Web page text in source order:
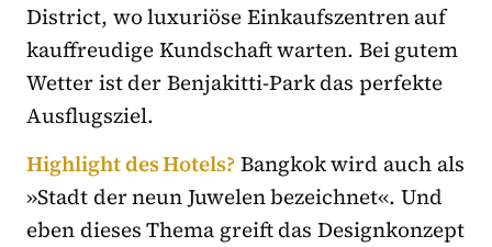
District, wo luxuriöse Einkaufszentren auf
kauffreudige Kundschaft warten. Bei gutem
Wetter ist der Benjakitti-Park das perfekte
Ausflugsziel.
Highlight des Hotels? Bangkok wird auch als
»Stadt der neun Juwelen bezeichnet«. Und
eben dieses Thema greift das Designkonzept